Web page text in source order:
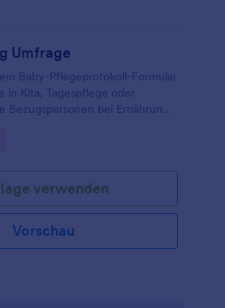
Umfrage
Baby-Pflegeprotokoll-Formular
in Kita, Tagespflege oder
Bezugspersonen bei Ernährung,
stets auf dem gleichen Stand
verwenden
Vorschau